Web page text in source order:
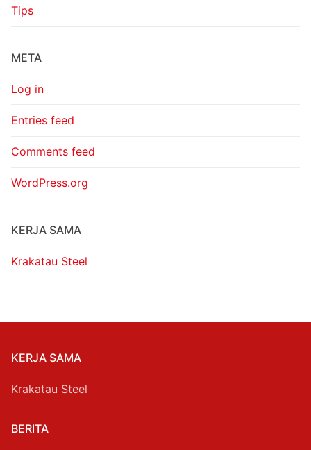
Tips
META
Log in
Entries feed
Comments feed
WordPress.org
KERJA SAMA
Krakatau Steel
KERJA SAMA
Krakatau Steel
BERITA